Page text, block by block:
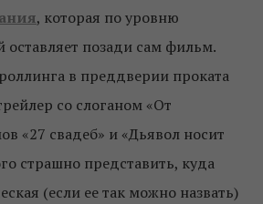
, которая по уровню
оставляет позади сам фильм.
в преддверии проката
со слоганом «От
«27 свадеб» и «Дьявол носит
страшно представить, куда
(если ее так можно назвать)